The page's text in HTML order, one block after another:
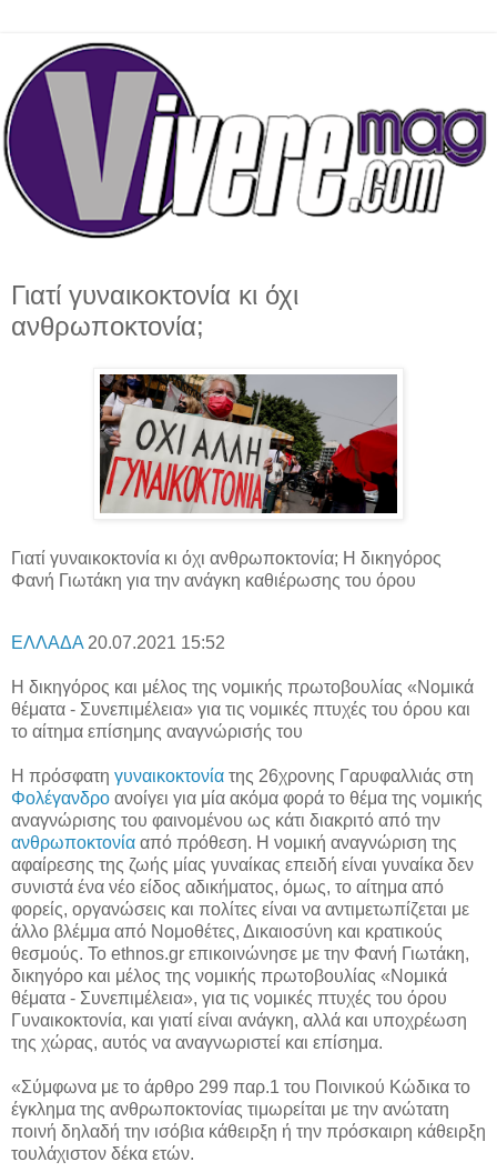
Γιατί γυναικοκτονία κι όχι
ανθρωποκτονία;
Γιατί γυναικοκτονία κι όχι ανθρωποκτονία; Η δικηγόρος
Φανή Γιωτάκη για την ανάγκη καθιέρωσης του όρου
ΕΛΛΑΔΑ 20.07.2021 15:52
Η δικηγόρος και μέλος της νομικής πρωτοβουλίας «Νομικά
θέματα - Συνεπιμέλεια» για τις νομικές πτυχές του όρου και
το αίτημα επίσημης αναγνώρισής του
Η πρόσφατη γυναικοκτονία της 26χρονης Γαρυφαλλιάς στη
Φολέγανδρο ανοίγει για μία ακόμα φορά το θέμα της νομικής
αναγνώρισης του φαινομένου ως κάτι διακριτό από την
ανθρωποκτονία από πρόθεση. Η νομική αναγνώριση της
αφαίρεσης της ζωής μίας γυναίκας επειδή είναι γυναίκα δεν
συνιστά ένα νέο είδος αδικήματος, όμως, το αίτημα από
φορείς, οργανώσεις και πολίτες είναι να αντιμετωπίζεται με
άλλο βλέμμα από Νομοθέτες, Δικαιοσύνη και κρατικούς
θεσμούς. Το ethnos.gr επικοινώνησε με την Φανή Γιωτάκη,
δικηγόρο και μέλος της νομικής πρωτοβουλίας «Νομικά
θέματα - Συνεπιμέλεια», για τις νομικές πτυχές του όρου
Γυναικοκτονία, και γιατί είναι ανάγκη, αλλά και υποχρέωση
της χώρας, αυτός να αναγνωριστεί και επίσημα.
«Σύμφωνα με το άρθρο 299 παρ.1 του Ποινικού Κώδικα το
έγκλημα της ανθρωποκτονίας τιμωρείται με την ανώτατη
ποινή δηλαδή την ισόβια κάθειρξη ή την πρόσκαιρη κάθειρξη
τουλάχιστον δέκα ετών.